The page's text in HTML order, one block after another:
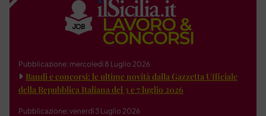
Pubblicazione: mercoledì 8 Luglio 2026
Bandi e concorsi: le ultime novità dalla Gazzetta Ufficiale
della Repubblica Italiana del 3 e 7 luglio 2026
Pubblicazione: venerdì 3 Luglio 2026